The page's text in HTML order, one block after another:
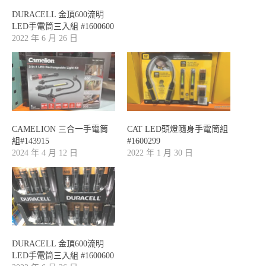
DURACELL 金頂600流明
LED手電筒三入組 #1600600
2022 年 6 月 26 日
CAMELION 三合一手電筒
組#143915
2024 年 4 月 12 日
CAT LED頭燈隨身手電筒組
#1600299
2022 年 1 月 30 日
DURACELL 金頂600流明
LED手電筒三入組 #1600600